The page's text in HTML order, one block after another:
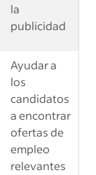
la
publicidad
Ayudar a
los
candidatos
a encontrar
ofertas de
empleo
relevantes